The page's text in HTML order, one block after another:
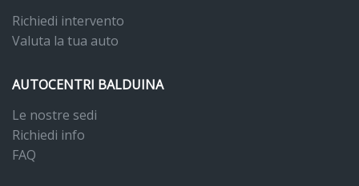
Richiedi intervento
Valuta la tua auto
AUTOCENTRI BALDUINA
Le nostre sedi
Richiedi info
FAQ